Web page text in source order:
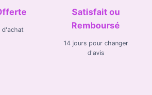
d'achat
Satisfait ou
Remboursé
14 jours pour changer
d'avis